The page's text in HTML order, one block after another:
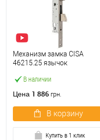
В наличии
Механизм замка CISA
46215.25 язычок
нержавеющая сталь
Цена 1 886 грн.
В корзину
Купить в 1 клик